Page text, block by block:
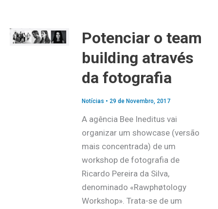
Potenciar o team
building através
da fotografia
Notícias • 29 de Novembro, 2017
A agência Bee Ineditus vai
organizar um showcase (versão
mais concentrada) de um
workshop de fotografia de
Ricardo Pereira da Silva,
denominado «Rawphøtology
Workshop». Trata-se de um